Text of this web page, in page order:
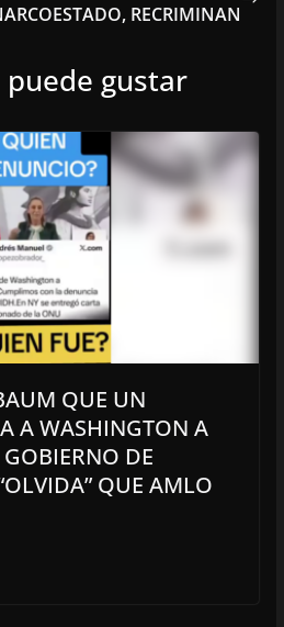
RECRIMINAN
gustar
QUE UN
A WASHINGTON A
DE
QUE AMLO